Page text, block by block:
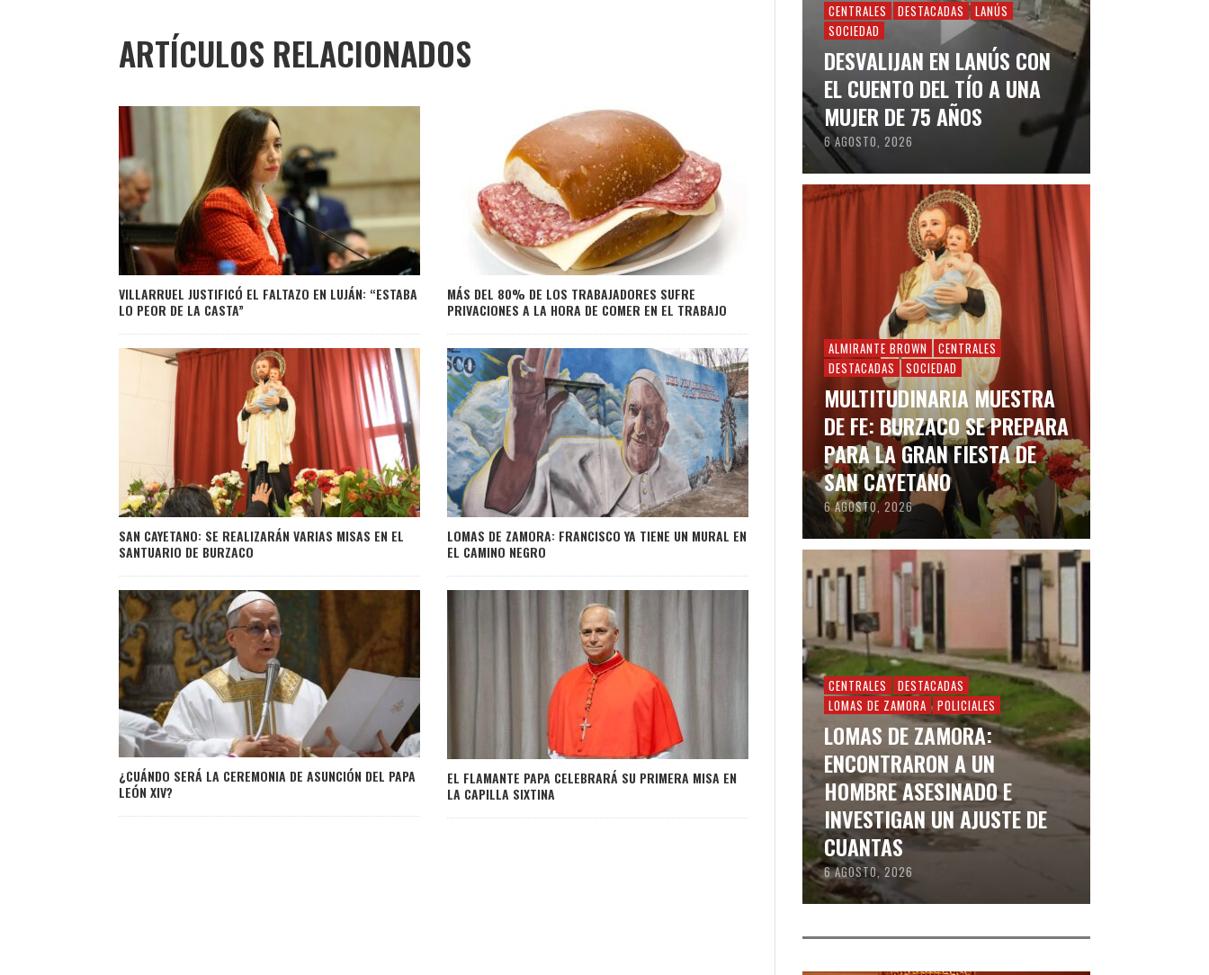
ARTÍCULOS RELACIONADOS
VILLARRUEL JUSTIFICÓ EL FALTAZO EN LUJÁN: “ESTABA
LO PEOR DE LA CASTA”
MÁS DEL 80% DE LOS TRABAJADORES SUFRE
PRIVACIONES A LA HORA DE COMER EN EL TRABAJO
SAN CAYETANO: SE REALIZARÁN VARIAS MISAS EN EL
SANTUARIO DE BURZACO
LOMAS DE ZAMORA: FRANCISCO YA TIENE UN MURAL EN
EL CAMINO NEGRO
¿CUÁNDO SERÁ LA CEREMONIA DE ASUNCIÓN DEL PAPA
LEÓN XIV?
EL FLAMANTE PAPA CELEBRARÁ SU PRIMERA MISA EN
LA CAPILLA SIXTINA
CENTRALES DESTACADAS
LANÚS
SOCIEDAD
DESVALIJAN EN LANÚS CON
EL CUENTO DEL TÍO A UNA
MUJER DE 75 AÑOS
6 AGOSTO, 2026
ALMIRANTE BROWN
CENTRALES
DESTACADAS
SOCIEDAD
MULTITUDINARIA MUESTRA
DE FE: BURZACO SE PREPARA
PARA LA GRAN FIESTA DE
SAN CAYETANO
6 AGOSTO, 2026
CENTRALES
DESTACADAS
LOMAS DE ZAMORA
POLICIALES
LOMAS DE ZAMORA:
ENCONTRARON A UN
HOMBRE ASESINADO E
INVESTIGAN UN AJUSTE DE
CUANTAS
6 AGOSTO, 2026